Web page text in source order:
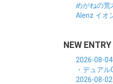
めがねの荒
Alenz イオ
NEW ENTRY
2026-08-
・デュアル
2026-08-